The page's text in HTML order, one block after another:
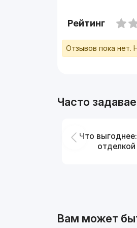
Рейтинг
Отзывов пока нет.
Часто
Что
Вам может